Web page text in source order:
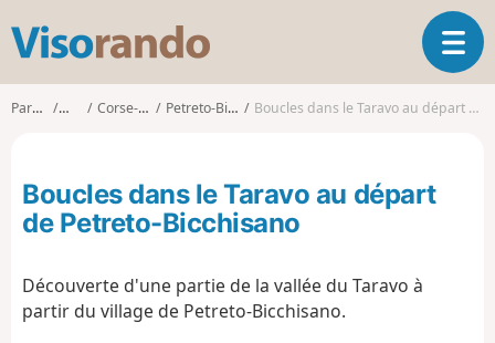
s
o
d
o
O
u
Parcours CorseCorse-du-Sud Petreto-Bicchisano Boucles dans le Taravo au départ de Petreto-Bicchisano
Boucles dans le Taravo au départ
de Petreto-Bicchisano
Découverte d'une partie de la vallée du Taravo à
partir du village de Petreto-Bicchisano.